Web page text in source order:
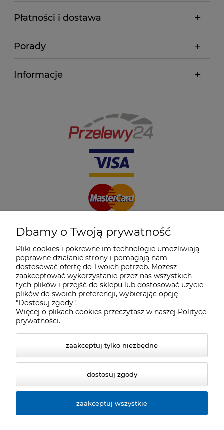
Płatności i dostawa
Porady
Informacje
Dbamy o Twoją prywatność
Pliki cookies i pokrewne im technologie umożliwiają
poprawne działanie strony i pomagają nam
dostosować ofertę do Twoich potrzeb. Możesz
zaakceptować wykorzystanie przez nas wszystkich
tych plików i przejść do sklepu lub dostosować użycie
plików do swoich preferencji, wybierając opcję
"Dostosuj zgody".
Więcej o plikach cookies przeczytasz w naszej Polityce
prywatności.
zaakceptuj tylko niezbędne
dostosuj zgody
zaakceptuj wszystkie